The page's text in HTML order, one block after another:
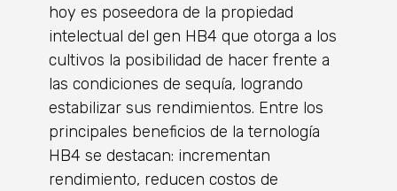
hoy es poseedora de la propiedad
intelectual del gen HB4 que otorga a los
cultivos la posibilidad de hacer frente a
las condiciones de sequía, logrando
estabilizar sus rendimientos. Entre los
principales beneficios de la ternología
HB4 se destacan: incrementan
rendimiento, reducen costos de